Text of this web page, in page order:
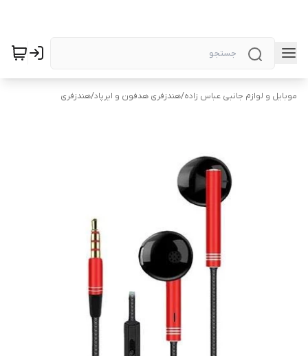
موبایل و لوازم جانبی عباس زاده/هندزفری هدفون و ایرپاد/هندزفری